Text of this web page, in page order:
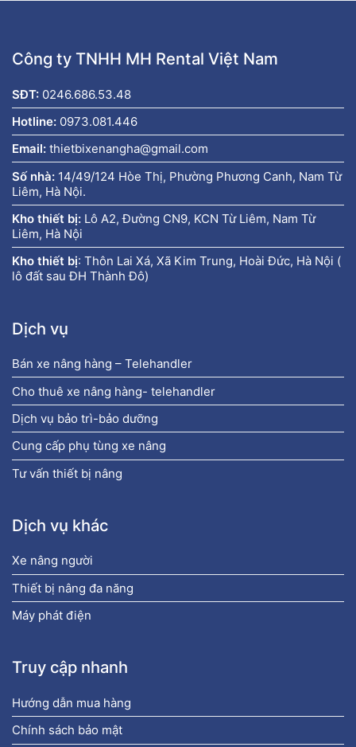
Công ty TNHH MH Rental Việt Nam
SĐT: 0246.686.53.48
Hotline: 0973.081.446
Email: thietbixenangha@gmail.com
Số nhà: 14/49/124 Hòe Thị, Phường Phương Canh, Nam Từ
Liêm, Hà Nội.
Kho thiết bị: Lô A2, Đường CN9, KCN Từ Liêm, Nam Từ
Liêm, Hà Nội
Kho thiết bị: Thôn Lai Xá, Xã Kim Trung, Hoài Đức, Hà Nội (
lô đất sau ĐH Thành Đô)
Dịch vụ
Bán xe nâng hàng – Telehandler
Cho thuê xe nâng hàng- telehandler
Dịch vụ bảo trì-bảo dưỡng
Cung cấp phụ tùng xe nâng
Tư vấn thiết bị nâng
Dịch vụ khác
Xe nâng người
Thiết bị nâng đa năng
Máy phát điện
Truy cập nhanh
Hướng dẫn mua hàng
Chính sách bảo mật